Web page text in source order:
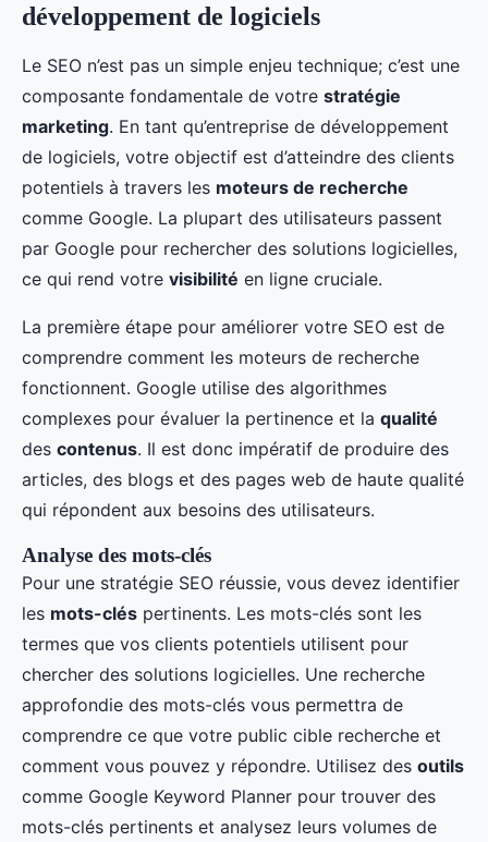
développement de logiciels
Le SEO n’est pas un simple enjeu technique; c’est une
composante fondamentale de votre stratégie
marketing. En tant qu’entreprise de développement
de logiciels, votre objectif est d’atteindre des clients
potentiels à travers les moteurs de recherche
comme Google. La plupart des utilisateurs passent
par Google pour rechercher des solutions logicielles,
ce qui rend votre visibilité en ligne cruciale.
La première étape pour améliorer votre SEO est de
comprendre comment les moteurs de recherche
fonctionnent. Google utilise des algorithmes
complexes pour évaluer la pertinence et la qualité
des contenus. Il est donc impératif de produire des
articles, des blogs et des pages web de haute qualité
qui répondent aux besoins des utilisateurs.
Analyse des mots-clés
Pour une stratégie SEO réussie, vous devez identifier
les mots-clés pertinents. Les mots-clés sont les
termes que vos clients potentiels utilisent pour
chercher des solutions logicielles. Une recherche
approfondie des mots-clés vous permettra de
comprendre ce que votre public cible recherche et
comment vous pouvez y répondre. Utilisez des outils
comme Google Keyword Planner pour trouver des
mots-clés pertinents et analysez leurs volumes de